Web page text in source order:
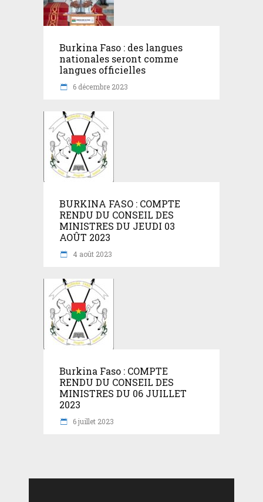
Burkina Faso : des langues
nationales seront comme
langues officielles
6 décembre 2023
BURKINA FASO : COMPTE
RENDU DU CONSEIL DES
MINISTRES DU JEUDI 03
AOÛT 2023
4 août 2023
Burkina Faso : COMPTE
RENDU DU CONSEIL DES
MINISTRES DU 06 JUILLET
2023
6 juillet 2023